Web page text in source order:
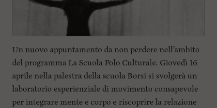
Un nuovo appuntamento da non perdere nell’ambito
del programma La Scuola Polo Culturale. Giovedì 16
aprile nella palestra della scuola Borsi si svolgerà un
laboratorio esperienziale di movimento consapevole
per integrare mente e corpo e riscoprire la relazione